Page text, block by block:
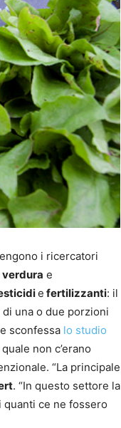
i ricercatori
verdura e
e fertilizzanti: il
una o due porzioni
sconfessa lo studio
non c’erano
“La principale
. “In questo settore la
quanti ce ne fossero